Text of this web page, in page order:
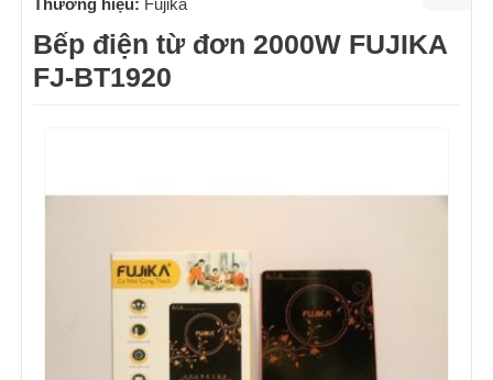
Bếp điện từ đơn 2000W FUJIKA
FJ-BT1920